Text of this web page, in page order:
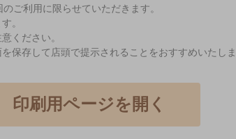
ご利用に限らせていただきます。
。
ください。
保存して店頭で提示されることをおすすめいたし
印刷用ページを開く